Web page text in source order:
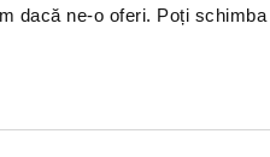
dacă ne-o oferi. Poți